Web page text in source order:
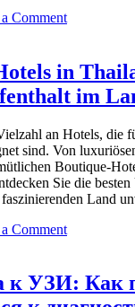
Commenton
Ihr
Paradies“
in
im
an Hotels, die
sind. Von
Boutique-
Sie die
Land
Commenton
Hotels
in
к УЗИ: Как